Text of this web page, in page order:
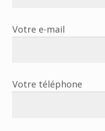
Votre e-mail
Votre téléphone